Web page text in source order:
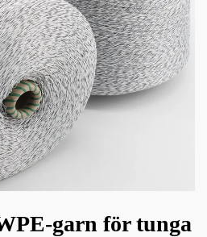
garn för tunga